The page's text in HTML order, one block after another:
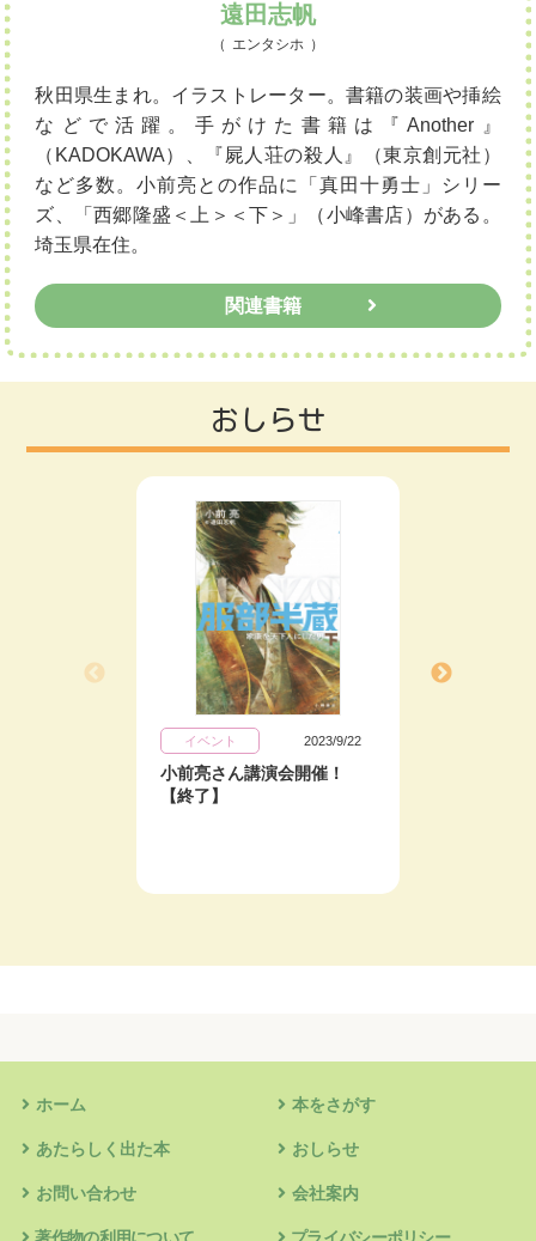
遠田志帆
エンタシホ
秋田県生まれ。イラストレーター。書籍の装画や挿絵
などで活躍。手がけた書籍は『Another』
（KADOKAWA）、『屍人荘の殺人』（東京創元社）
など多数。小前亮との作品に「真田十勇士」シリー
ズ、「西郷隆盛＜上＞＜下＞」（小峰書店）がある。
埼玉県在住。
関連書籍
おしらせ
イベント 2023/9/22
小前亮さん講演会開催！
【終了】
ホーム 本をさがす
あたらしく出た本 おしらせ
お問い合わせ 会社案内